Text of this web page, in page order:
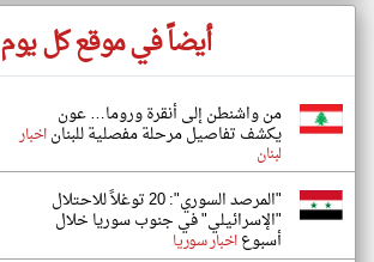
أيضاً في موقع كل يوم
من واشنطن إلى أنقرة وروما… عون
يكشف تفاصيل مرحلة مفصلية للبناناخبار
لبنان
"المرصد السوري": 20 توغلاً للاحتلال
"الإسرائيلي" في جنوب سوريا خلال
أسبوعاخبار سوريا